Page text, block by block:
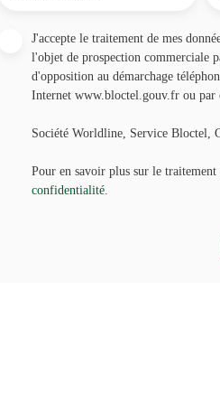
J'accepte le traitement de mes
l'objet de prospection commerciale
d'opposition au démarchage
Internet www.bloctel.gouv.fr ou par
Société Worldline, Service Bloctel,
Pour en savoir plus sur le
confidentialité